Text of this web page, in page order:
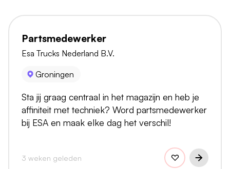
Partsmedewerker
Esa Trucks Nederland B.V.
Groningen
Sta jij graag centraal in het magazijn en heb je
affiniteit met techniek? Word partsmedewerker
bij ESA en maak elke dag het verschil!
3 weken geleden